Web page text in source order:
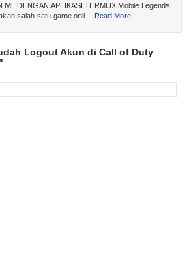
ML DENGAN APLIKASI TERMUX Mobile Legends:
salah satu game onli…
Read More...
Logout Akun di Call of Duty